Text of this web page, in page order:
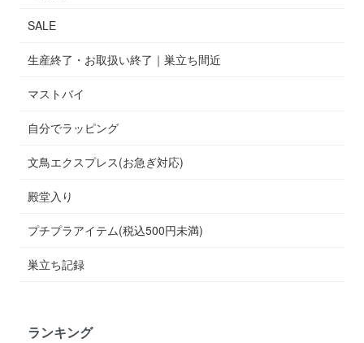
SALE
生産終了・お取扱い終了｜巣立ち間近
マストバイ
自分でラッピング
文鳥エクスプレス(お急ぎ対応)
殿堂入り
プチプラアイテム(税込500円未満)
巣立ち記録
ランキング